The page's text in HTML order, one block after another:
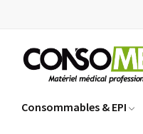
Consommables & EPI